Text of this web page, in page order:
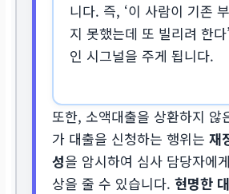
니다. 즉, ‘이 사람이 기존
지 못했는데 또 빌리려 한다
인 시그널을 주게 됩니다.
또한, 소액대출을 상환하지 않
가 대출을 신청하는 행위는재
성을 암시하여 심사 담당자에
상을 줄 수 있습니다.현명한